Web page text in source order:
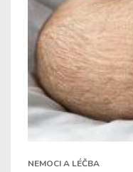
NEMOCI A LÉČBA